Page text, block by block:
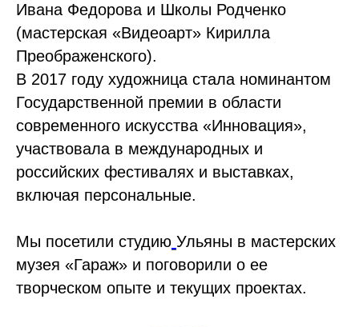
Ивана Федорова и Школы Родченко
(мастерская «Видеоарт» Кирилла
Преображенского).
В 2017 году художница стала номинантом
Государственной премии в области
современного искусства «Инновация»,
участвовала в международных и
российских фестивалях и выставках,
включая персональные.
Мы посетили студию Ульяны в мастерских
музея «Гараж» и поговорили о ее
творческом опыте и текущих проектах.